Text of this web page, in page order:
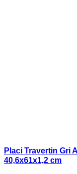
Placi Travertin Gri
40,6x61x1,2 cm